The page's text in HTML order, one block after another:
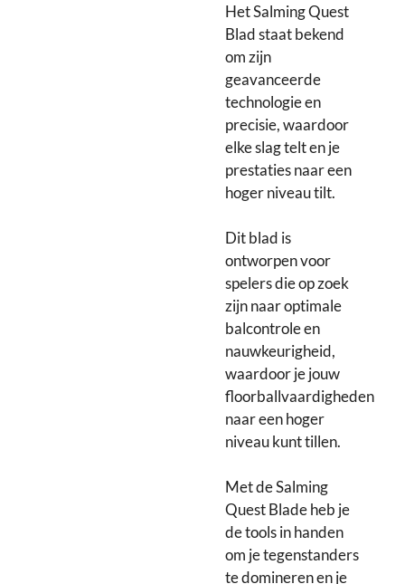
Het Salming Quest
Blad staat bekend
om zijn
geavanceerde
technologie en
precisie, waardoor
elke slag telt en je
prestaties naar een
hoger niveau tilt.
Dit blad is
ontworpen voor
spelers die op zoek
zijn naar optimale
balcontrole en
nauwkeurigheid,
waardoor je jouw
floorballvaardigheden
naar een hoger
niveau kunt tillen.
Met de Salming
Quest Blade heb je
de tools in handen
om je tegenstanders
te domineren en je